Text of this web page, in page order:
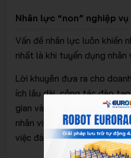
Nhân lực “non” nghiệp
Vấn đề nhân lực luôn khiến
nhất là khi tuyển dụng nhân
Lời khuyên đưa ra cho
ích lâu dài, công tác đào
gian và tiền bạc so với
nhân viên mắc sai sai lầm
việc đào tạo không bải bản.